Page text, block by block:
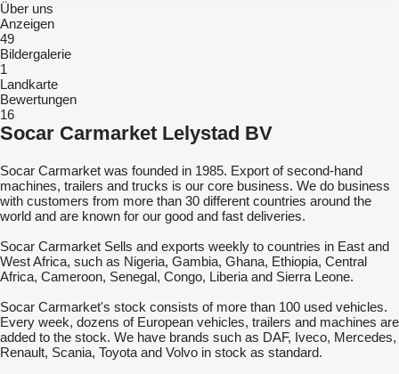
Über uns
Anzeigen
49
Bildergalerie
1
Landkarte
Bewertungen
16
Socar Carmarket Lelystad BV
Socar Carmarket was founded in 1985. Export of second-hand
machines, trailers and trucks is our core business. We do business
with customers from more than 30 different countries around the
world and are known for our good and fast deliveries.
Socar Carmarket Sells and exports weekly to countries in East and
West Africa, such as Nigeria, Gambia, Ghana, Ethiopia, Central
Africa, Cameroon, Senegal, Congo, Liberia and Sierra Leone.
Socar Carmarket's stock consists of more than 100 used vehicles.
Every week, dozens of European vehicles, trailers and machines are
added to the stock. We have brands such as DAF, Iveco, Mercedes,
Renault, Scania, Toyota and Volvo in stock as standard.